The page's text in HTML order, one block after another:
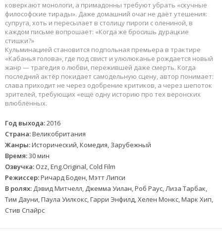
коверкают монологи, а примадонны требуют убрать «скучные
философские тирады». Даже домашний очаг не даёт утешения:
супруга, хоть и пересылает в столицу пироги с олениной, в
каждом письме вопрошает: «Когда же бросишь дурацкие
стишки?»
Кульминацией становится подпольная премьера в трактире
«Кабанья голова», где под свист и улюлюканье рождается новый
жанр — трагедия о любви, пережившей даже смерть. Когда
последний актёр покидает самодельную сцену, автор понимает:
слава приходит не через одобрение критиков, а через шепоток
зрителей, требующих «ещё одну историю про тех веронских
влюблённых.
Год выхода:2016
Страна:Великобритания
Жанры:Исторический, Комедия, Зарубежный
Время:30 мин
Озвучка: Ozz, Eng.Original, Cold Film
Режиссер:Ричард Боден, Мэтт Липси
В ролях: Дэвид Митчелл, Джемма Уилан, Роб Раус, Лиза Тарбак,
Тим Дауни, Паула Уилкокс, Гарри Энфилд, Хелен Монкс, Марк Хип,
Стив Спайрс